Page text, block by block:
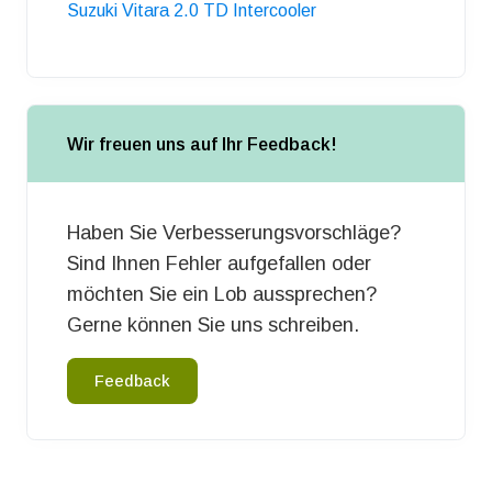
Suzuki Vitara 2.0 TD Intercooler
Wir freuen uns auf Ihr Feedback!
Haben Sie Verbesserungsvorschläge?
Sind Ihnen Fehler aufgefallen oder
möchten Sie ein Lob aussprechen?
Gerne können Sie uns schreiben.
Feedback